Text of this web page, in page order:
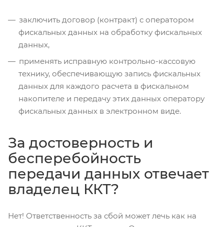
заключить договор (контракт) с оператором
фискальных данных на обработку фискальных
данных,
применять исправную контрольно-кассовую
технику, обеспечивающую запись фискальных
данных для каждого расчета в фискальном
накопителе и передачу этих данных оператору
фискальных данных в электронном виде.
За достоверность и
бесперебойность
передачи данных отвечает
владелец ККТ?
Нет! Ответственность за сбой может лечь как на